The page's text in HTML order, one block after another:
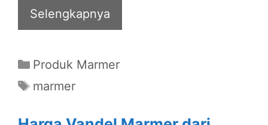
Selengkapnya
Categories
Produk Marmer
Tags
marmer